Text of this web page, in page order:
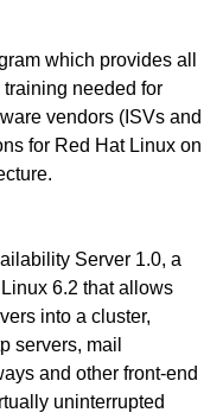
which provides all
needed for
vendors (ISVs and
for Red Hat Linux on
Server 1.0, a
6.2 that allows
into a cluster,
servers, mail
and other front-end
uninterrupted